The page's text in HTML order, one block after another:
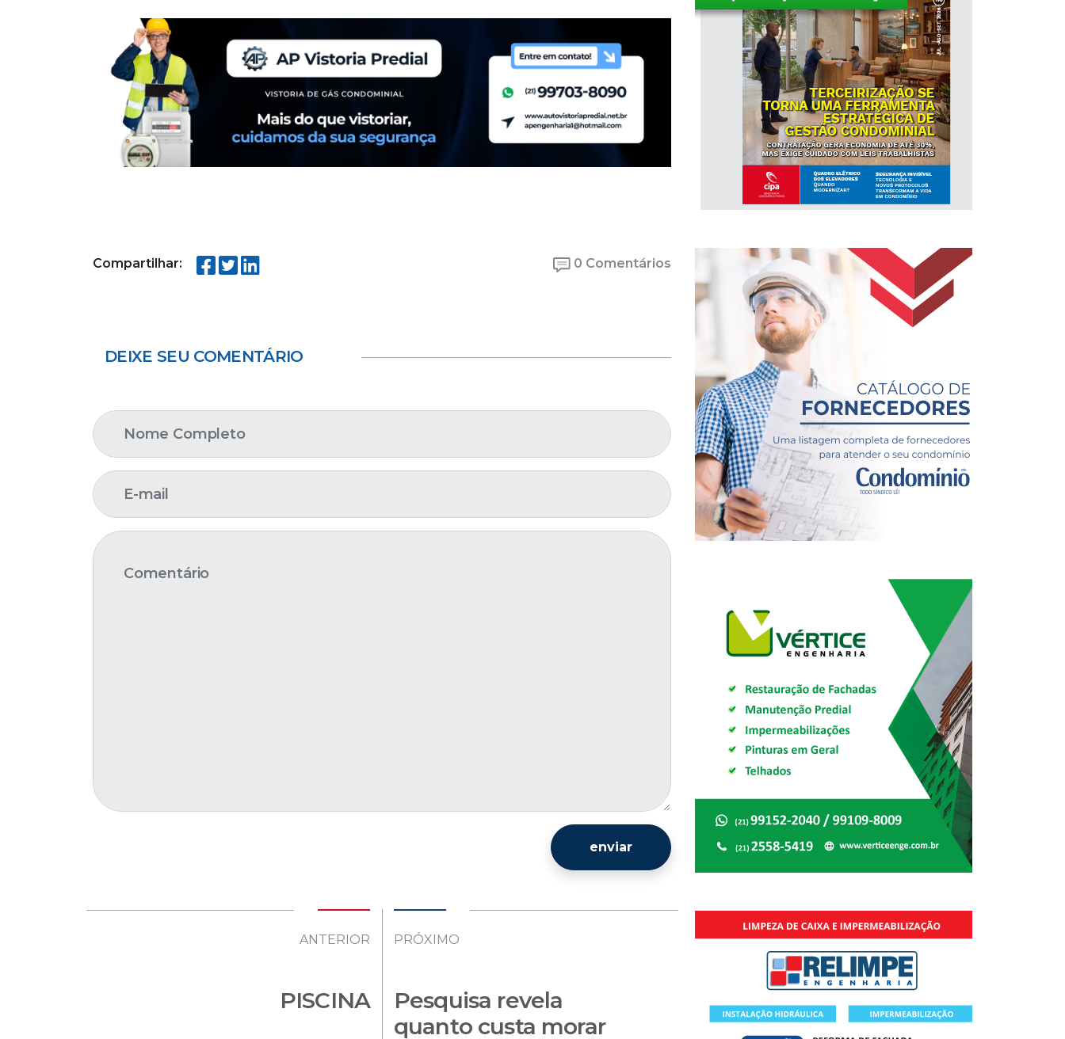
Compartilhar: 0 Comentários
DEIXE SEU COMENTÁRIO
enviar
ANTERIOR
PISCINA
PRÓXIMO
Pesquisa revela
quanto custa morar